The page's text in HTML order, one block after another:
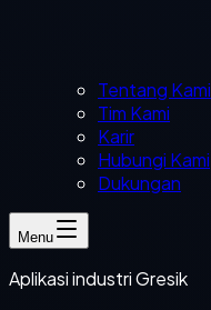
Tentang Kami
Tim Kami
Karir
Hubungi Kami
Dukungan
Menu
Aplikasi industri Gresik